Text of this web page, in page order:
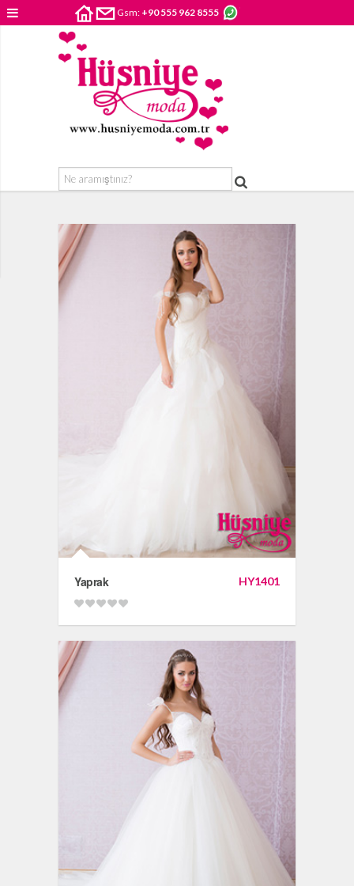
Gsm: +90 555 962 8555
HY1401
Yaprak